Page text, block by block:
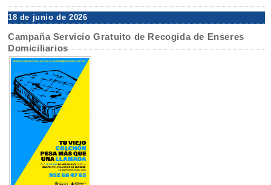
18 de junio de 2026
Campaña Servicio Gratuito de Recogida de Enseres
Domiciliarios